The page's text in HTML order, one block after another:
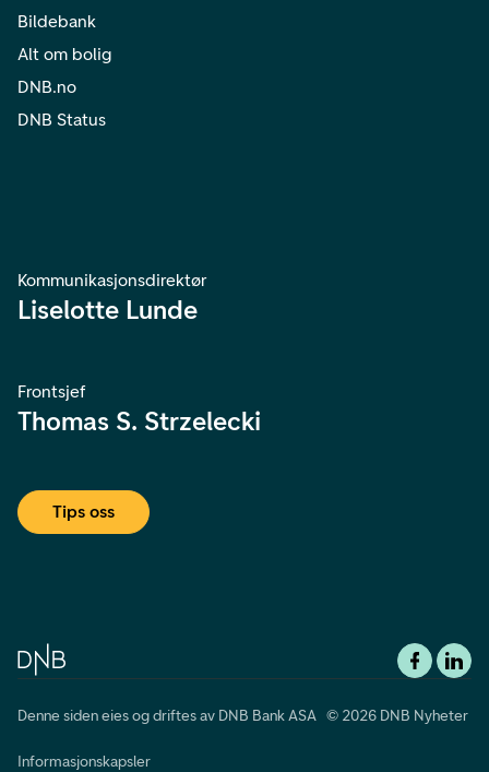
Bildebank
Alt om bolig
DNB.no
DNB Status
Kommunikasjonsdirektør
Liselotte Lunde
Frontsjef
Thomas S. Strzelecki
Tips oss
Denne siden eies og driftes av DNB Bank ASA © 2026 DNB Nyheter
Informasjonskapsler